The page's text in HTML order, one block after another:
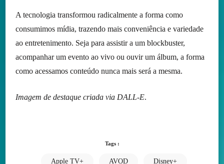
A tecnologia transformou radicalmente a forma como
consumimos mídia, trazendo mais conveniência e variedade
ao entretenimento. Seja para assistir a um blockbuster,
acompanhar um evento ao vivo ou ouvir um álbum, a forma
como acessamos conteúdo nunca mais será a mesma.
Imagem de destaque criada via DALL-E.
Tags :
Apple TV+ AVOD Disney+